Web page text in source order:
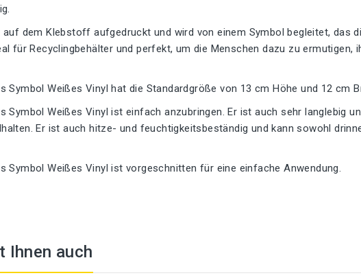
dem Klebstoff aufgedruckt und wird von einem Symbol begleitet, das
für Recyclingbehälter und perfekt, um die Menschen dazu zu ermutigen,
Symbol Weißes Vinyl hat die Standardgröße von 13 cm Höhe und 12 cm
Symbol Weißes Vinyl ist einfach anzubringen. Er ist auch sehr langlebig
Er ist auch hitze- und feuchtigkeitsbeständig und kann sowohl
Symbol Weißes Vinyl ist vorgeschnitten für eine einfache Anwendung.
Ihnen auch